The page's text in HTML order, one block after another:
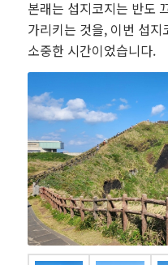
본래는 섭지코지는 반도
가리키는 것을, 이번 섭
소중한 시간이었습니다.